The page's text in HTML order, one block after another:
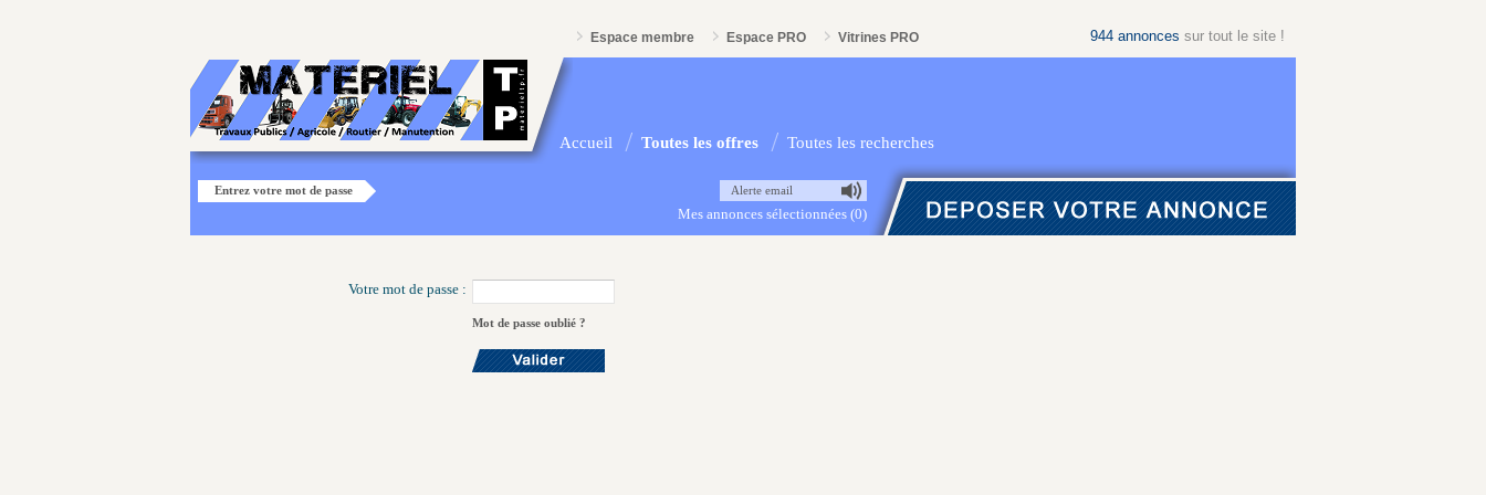
Espace membre Espace PRO Vitrines PRO 944 annonces sur tout le site !
Accueil Toutes les offres Toutes les recherches
Entrez votre mot de passe Alerte email
Mes annonces sélectionnées (0)
Votre mot de passe :
Mot de passe oublié ?